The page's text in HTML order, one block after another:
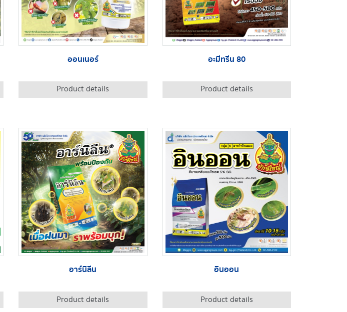
ออนเนอร์
Product details
อะมีทรีน 80
Product details
อาร์นิลีน
Product details
อินออน
Product details